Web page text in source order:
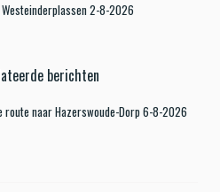
Westeinderplassen 2-8-2026
berichten
route naar Hazerswoude-Dorp 6-8-2026